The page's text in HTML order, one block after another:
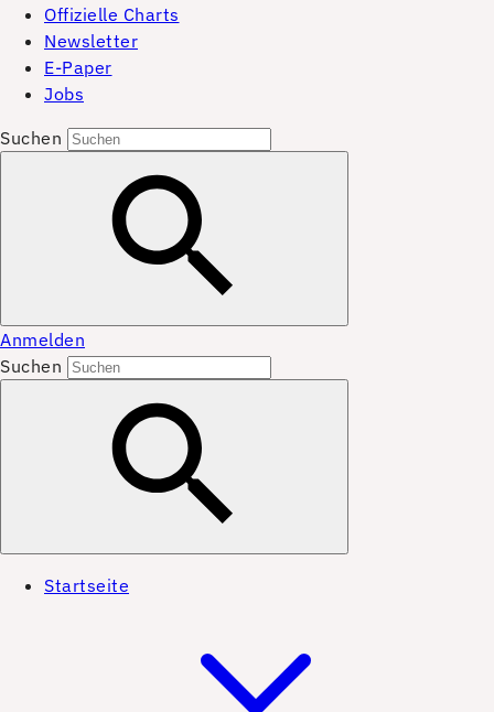
Offizielle Charts
Newsletter
E-Paper
Jobs
Suchen
Anmelden
Suchen
Startseite